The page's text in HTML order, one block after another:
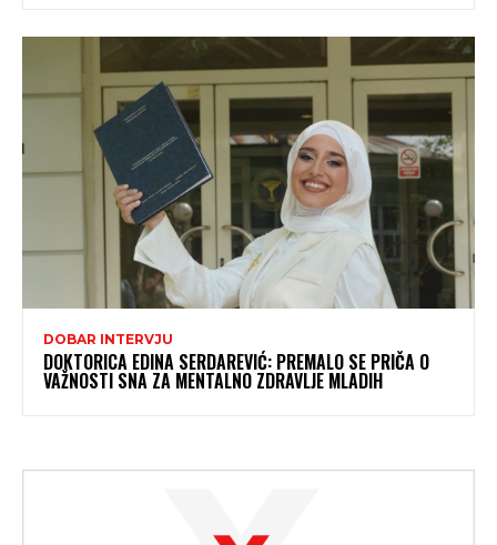
DOBAR INTERVJU
DOKTORICA EDINA SERDAREVIĆ: PREMALO SE PRIČA O
VAŽNOSTI SNA ZA MENTALNO ZDRAVLJE MLADIH